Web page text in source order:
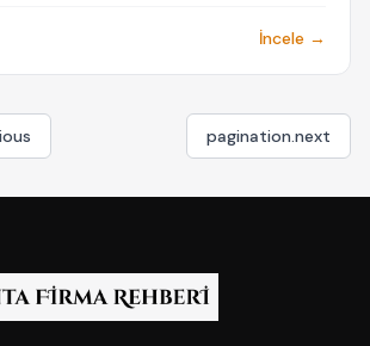
İncele →
pagination.next